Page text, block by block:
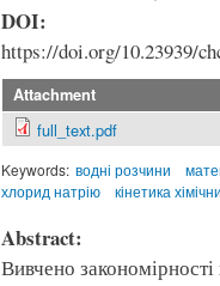
DOI:
https://doi.org/10.23939/
Attachment
full_text.pdf
Keywords: водні розчини
хлорид натрію
кінетика
Abstract:
Вивчено